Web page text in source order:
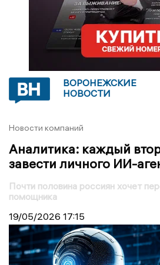
ВОРОНЕЖСКИЕ
НОВОСТИ
Новости компаний
Аналитика: каждый
завести личного ИИ-
Почти половина россиян хочет
помощника
19/05/2026 17:15